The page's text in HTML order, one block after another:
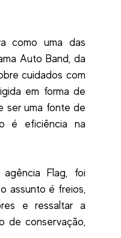
como uma das
Auto Band, da
cuidados com
em forma de
ser uma fonte de
é eficiência na
Flag, foi
assunto é freios,
e ressaltar a
de conservação,